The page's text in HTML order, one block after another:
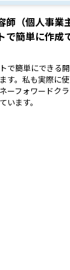
（個人事業主
で簡単に作成
で簡単にできる
す。私も実際に
ーフォワードク
います。